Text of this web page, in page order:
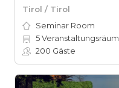
Tirol / Tirol
Seminar Room
5
200 Gäste